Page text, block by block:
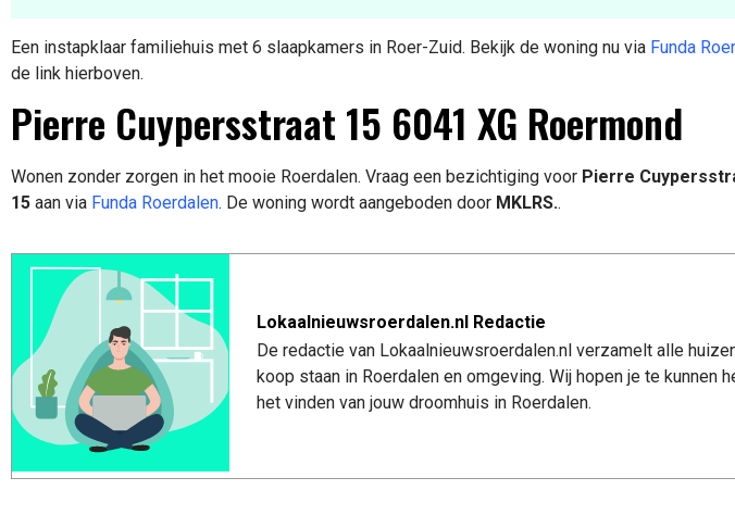
Een instapklaar familiehuis met 6 slaapkamers in Roer-Zuid. Bekijk de woning nu via Funda
de link hierboven.
Pierre Cuypersstraat 15 6041 XG Roermond
Wonen zonder zorgen in het mooie Roerdalen. Vraag een bezichtiging voor Pierre
15 aan via Funda Roerdalen. De woning wordt aangeboden door MKLRS..
Lokaalnieuwsroerdalen.nl Redactie
De redactie van Lokaalnieuwsroerdalen.nl verzamelt alle
koop staan in Roerdalen en omgeving. Wij hopen je te kunnen
het vinden van jouw droomhuis in Roerdalen.